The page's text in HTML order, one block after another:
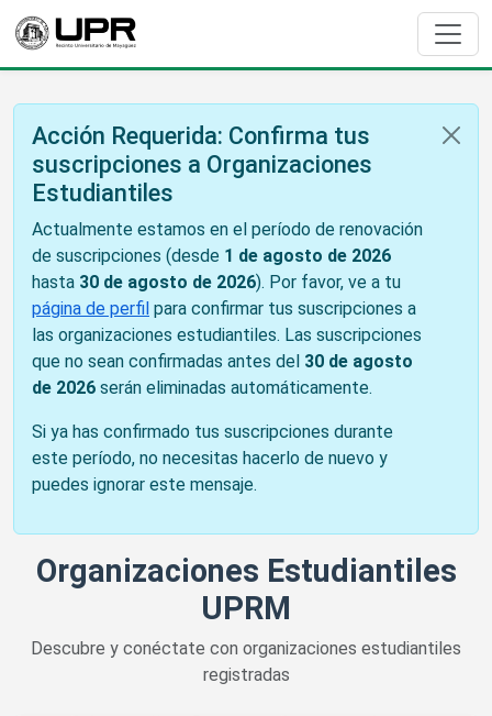
Acción Requerida: Confirma tus
suscripciones a Organizaciones
Estudiantiles
Actualmente estamos en el período de renovación
de suscripciones (desde 1 de agosto de 2026
hasta 30 de agosto de 2026). Por favor, ve a tu
página de perfil para confirmar tus suscripciones a
las organizaciones estudiantiles. Las suscripciones
que no sean confirmadas antes del 30 de agosto
de 2026 serán eliminadas automáticamente.
Si ya has confirmado tus suscripciones durante
este período, no necesitas hacerlo de nuevo y
puedes ignorar este mensaje.
Organizaciones Estudiantiles
UPRM
Descubre y conéctate con organizaciones estudiantiles
registradas